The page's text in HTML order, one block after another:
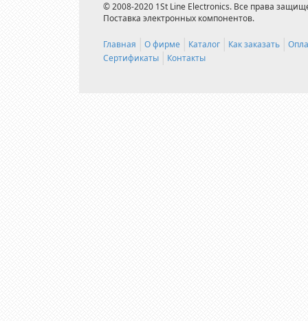
© 2008-2020 1St Line Electronics. Все права
Поставка электронных компонентов.
Главная О фирме Каталог Как заказать
Сертификаты
Контакты